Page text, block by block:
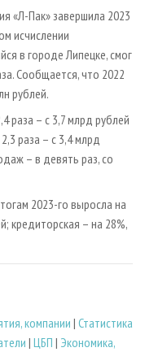
«Л-Пак» завершила 2023
исчислении
в городе Липецке, смог
Сообщается, что 2022
рублей.
раза – с 3,7 млрд рублей
раза – с 3,4 млрд
– в девять раз, со
2023-го выросла на
кредиторская – на 28%,
компании| Статистика
| ЦБП | Экономика,